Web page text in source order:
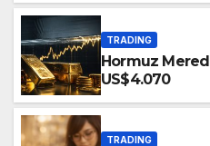
TRADING
Hormuz
US$4.070
TRADING